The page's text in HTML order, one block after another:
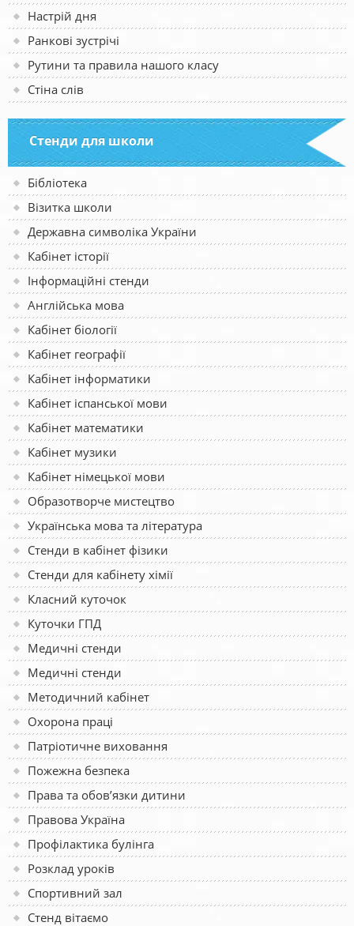
Настрій дня
Ранкові зустрічі
Рутини та правила нашого класу
Стіна слів
Стенди для школи
Бібліотека
Візитка школи
Державна символіка України
Кабінет історії
Інформаційні стенди
Англійська мова
Кабінет біології
Кабінет географії
Кабінет інформатики
Кабінет іспанської мови
Кабінет математики
Кабінет музики
Кабінет німецької мови
Образотворче мистецтво
Українська мова та література
Стенди в кабінет фізики
Стенди для кабінету хімії
Класний куточок
Куточки ГПД
Медичні стенди
Медичні стенди
Методичний кабінет
Охорона праці
Патріотичне виховання
Пожежна безпека
Права та обов’язки дитини
Правова Україна
Профілактика булінга
Розклад уроків
Спортивний зал
Стенд вітаємо